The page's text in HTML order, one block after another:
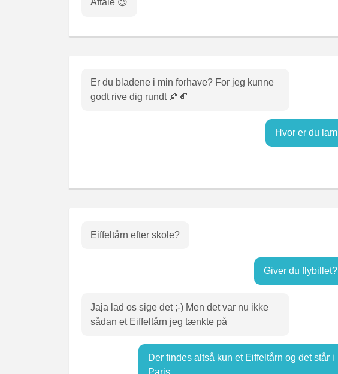
Aftale 😉
Er du bladene i min forhave? For jeg kunne
godt rive dig rundt 🍂🍂
Hvor er du lam
Eiffeltårn efter skole?
Giver du flybillet?
Jaja lad os sige det ;-) Men det var nu ikke
sådan et Eiffeltårn jeg tænkte på
Der findes altså kun et Eiffeltårn og det står i
Paris